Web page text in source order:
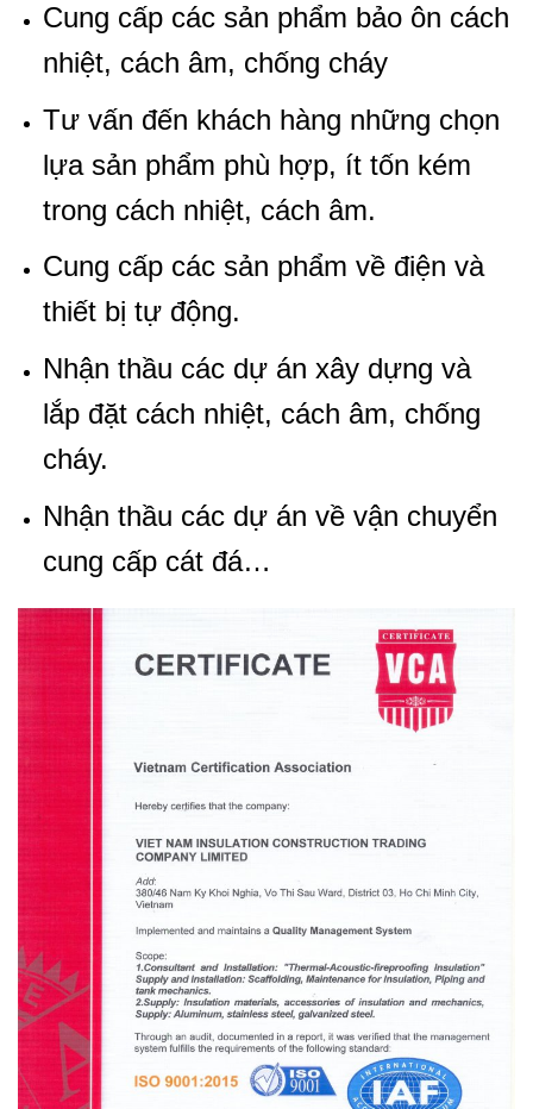
Cung cấp các sản phẩm bảo ôn cách
nhiệt, cách âm, chống cháy
Tư vấn đến khách hàng những chọn
lựa sản phẩm phù hợp, ít tốn kém
trong cách nhiệt, cách âm.
Cung cấp các sản phẩm về điện và
thiết bị tự động.
Nhận thầu các dự án xây dựng và
lắp đặt cách nhiệt, cách âm, chống
cháy.
Nhận thầu các dự án về vận chuyển
cung cấp cát đá…